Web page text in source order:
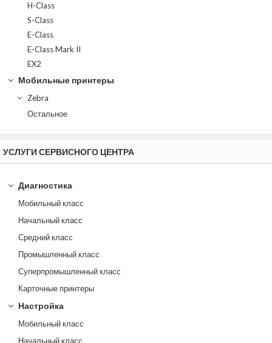
H-Class
S-Class
E-Class
E-Class Mark II
EX2
Мобильные принтеры
Zebra
Остальное
УСЛУГИ СЕРВИСНОГО ЦЕНТРА
Диагностика
Мобильный класс
Начальный класс
Средний класс
Промышленный класс
Суперпромышленный класс
Карточные принтеры
Настройка
Мобильный класс
Начальный класс